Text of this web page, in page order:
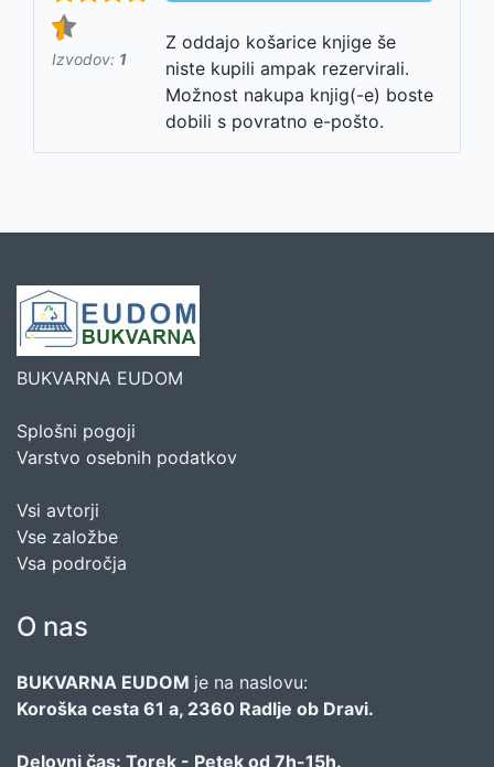
Izvodov: 1
Z oddajo košarice knjige še
niste kupili ampak rezervirali.
Možnost nakupa knjig(-e) boste
dobili s povratno e-pošto.
BUKVARNA EUDOM
Splošni pogoji
Varstvo osebnih podatkov
Vsi avtorji
Vse založbe
Vsa področja
O nas
BUKVARNA EUDOM je na naslovu:
Koroška cesta 61 a, 2360 Radlje ob Dravi.
Delovni čas: Torek - Petek od 7h-15h.